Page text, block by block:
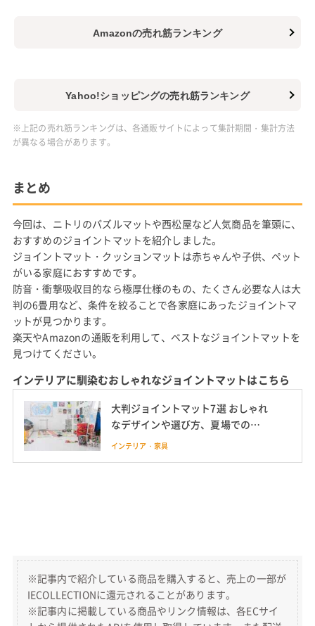
Amazonの売れ筋ランキング
Yahoo!ショッピングの売れ筋ランキング
※上記の売れ筋ランキングは、各通販サイトによって集計期間・集計方法
が異なる場合があります。
まとめ
今回は、ニトリのパズルマットや西松屋など人気商品を筆頭に、
おすすめのジョイントマットを紹介しました。
ジョイントマット・クッションマットは赤ちゃんや子供、ペット
がいる家庭におすすめです。
防音・衝撃吸収目的なら極厚仕様のもの、たくさん必要な人は大
判の6畳用など、条件を絞ることで各家庭にあったジョイントマ
ットが見つかります。
楽天やAmazonの通販を利用して、ベストなジョイントマットを
見つけてください。
インテリアに馴染むおしゃれなジョイントマットはこちら
大判ジョイントマット7選 おしゃれ
なデザインや選び方、夏場での活
用法も
インテリア・家具
※記事内で紹介している商品を購入すると、売上の一部が
IECOLLECTIONに還元されることがあります。
※記事内に掲載している商品やリンク情報は、各ECサイ